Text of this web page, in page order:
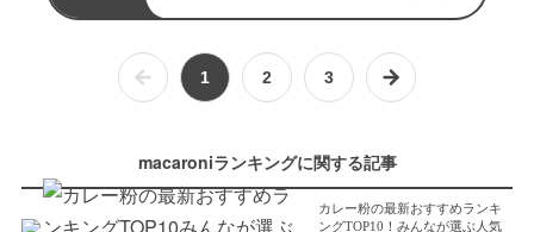
1 2 3
macaroniランキングに関する記事
カレー粉の最新おすすめランキ
ングTOP10！みんなが選ぶ人気